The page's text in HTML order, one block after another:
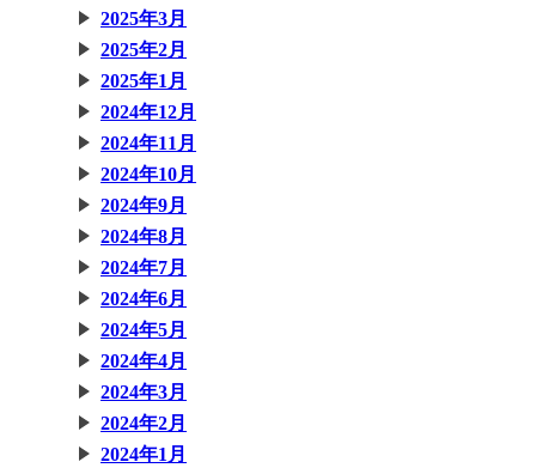
2025年3月
2025年2月
2025年1月
2024年12月
2024年11月
2024年10月
2024年9月
2024年8月
2024年7月
2024年6月
2024年5月
2024年4月
2024年3月
2024年2月
2024年1月